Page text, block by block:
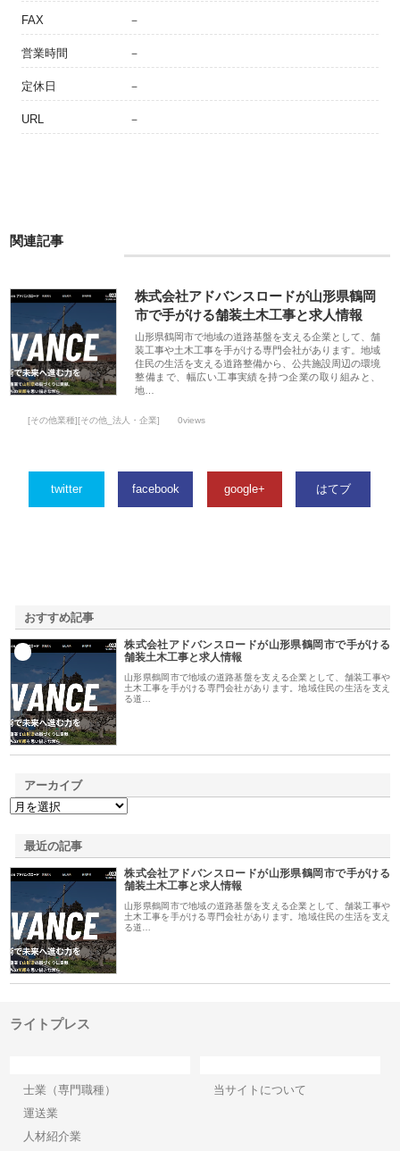
FAX －
営業時間 －
定休日 －
URL －
関連記事
株式会社アドバンスロードが山形県鶴岡
市で手がける舗装土木工事と求人情報
山形県鶴岡市で地域の道路基盤を支える企業として、舗
装工事や土木工事を手がける専門会社があります。地域
住民の生活を支える道路整備から、公共施設周辺の環境
整備まで、幅広い工事実績を持つ企業の取り組みと、
地…
[その他業種][その他_法人・企業] 0views
twitter facebook google+ はてブ
おすすめ記事
株式会社アドバンスロードが山形県鶴岡市で手がける
舗装土木工事と求人情報
山形県鶴岡市で地域の道路基盤を支える企業として、舗装工事や
土木工事を手がける専門会社があります。地域住民の生活を支え
る道…
アーカイブ
最近の記事
株式会社アドバンスロードが山形県鶴岡市で手がける
舗装土木工事と求人情報
山形県鶴岡市で地域の道路基盤を支える企業として、舗装工事や
土木工事を手がける専門会社があります。地域住民の生活を支え
る道…
ライトプレス
士業（専門職種）
運送業
人材紹介業
当サイトについて